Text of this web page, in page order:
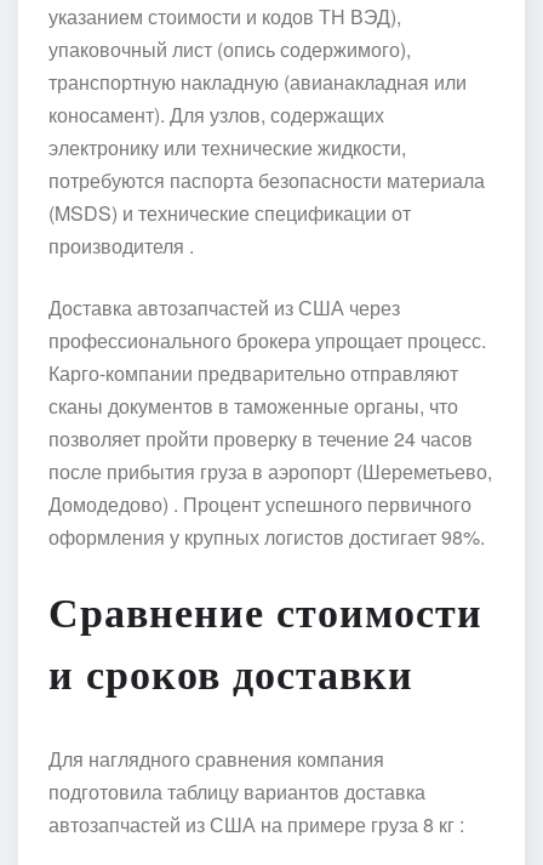
указанием стоимости и кодов ТН ВЭД),
упаковочный лист (опись содержимого),
транспортную накладную (авианакладная или
коносамент). Для узлов, содержащих
электронику или технические жидкости,
потребуются паспорта безопасности материала
(MSDS) и технические спецификации от
производителя .
Доставка автозапчастей из США через
профессионального брокера упрощает процесс.
Карго-компании предварительно отправляют
сканы документов в таможенные органы, что
позволяет пройти проверку в течение 24 часов
после прибытия груза в аэропорт (Шереметьево,
Домодедово) . Процент успешного первичного
оформления у крупных логистов достигает 98%.
Сравнение стоимости
и сроков доставки
Для наглядного сравнения компания
подготовила таблицу вариантов доставка
автозапчастей из США на примере груза 8 кг :